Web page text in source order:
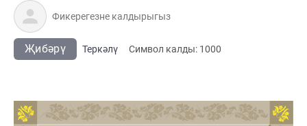
Җибәрү Теркәлү Cимвол калды: 1000